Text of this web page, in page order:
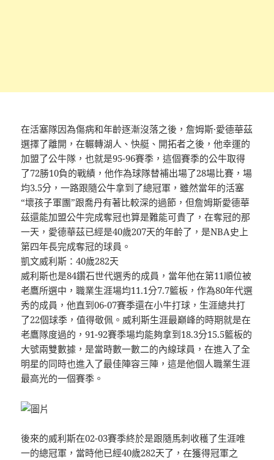
在活塞隊因為傷病和年齡逐漸沒落之後，詹姆斯·愛德華茲
選擇了離開，在輾轉湖人、快艇、開拓者之後，他幸運的
加盟了公牛隊，也就是95-96賽季，這個賽季的公牛取得
了72勝10負的戰績，他作為球隊替補出場了28場比賽，場
均3.5分，一路跟隨公牛拿到了總冠軍，雖然當年的活塞
“壞孩子軍團”跟喬丹有著比較深的過節，但詹姆斯愛德華
茲還能加盟公牛完成奪冠也算是難能可貴了，在奪冠的那
一天，愛德華茲已經是40歲207天的年齡了，是NBA史上
第四年長完成奪冠的球員。
凱文威利斯：40歲282天
威利斯也是84鑽石世代選秀的成員，當年他在第11順位被
老鷹所選中，職業生涯場均11.1分7.7籃板，作為80年代選
秀的成員，他直到06-07賽季還在小牛打球，生涯總共打
了22個球季，值得敬佩。威利斯生涯最巔峰的時期就是在
老鷹隊度過的，91-92賽季場均能夠拿到18.3分15.5籃板的
大號兩雙數據，是當時數一數二的內線球員，在進入了全
明星的同時也進入了最佳陣容三陣，這是他個人職業生涯
最高光的一個賽季。
後來的威利斯在02-03賽季終於是跟隨馬刺收穫了生涯唯
一的總冠軍，當時他已經40歲282天了，在獲得冠軍之